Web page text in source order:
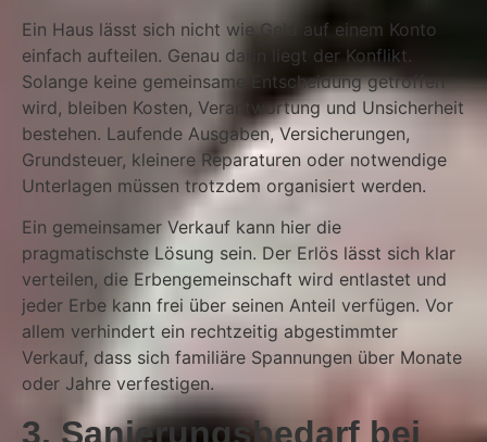
Ein Haus lässt sich nicht wie Geld auf einem Konto
einfach aufteilen. Genau darin liegt der Konflikt.
Solange keine gemeinsame Entscheidung getroffen
wird, bleiben Kosten, Verantwortung und Unsicherheit
bestehen. Laufende Ausgaben, Versicherungen,
Grundsteuer, kleinere Reparaturen oder notwendige
Unterlagen müssen trotzdem organisiert werden.
Ein gemeinsamer Verkauf kann hier die
pragmatischste Lösung sein. Der Erlös lässt sich klar
verteilen, die Erbengemeinschaft wird entlastet und
jeder Erbe kann frei über seinen Anteil verfügen. Vor
allem verhindert ein rechtzeitig abgestimmter
Verkauf, dass sich familiäre Spannungen über Monate
oder Jahre verfestigen.
3. Sanierungsbedarf bei